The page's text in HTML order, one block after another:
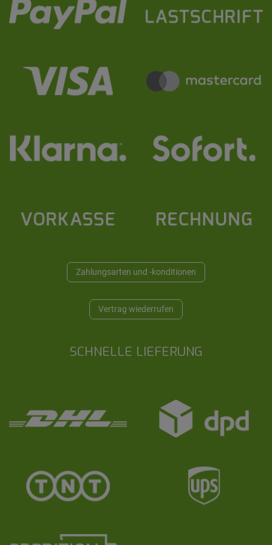
Zahlungsarten und -konditionen
Vertrag wiederrufen
SCHNELLE LIEFERUNG